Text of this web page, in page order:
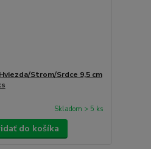
Strom/Srdce 9,5 cm
Skladom > 5 ks
do košíka